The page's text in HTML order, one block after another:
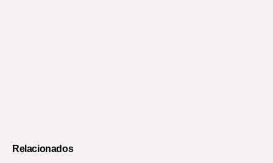
Relacionados